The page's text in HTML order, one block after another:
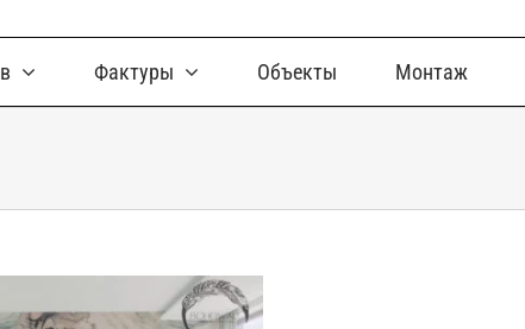
Фактуры Объекты Монтаж